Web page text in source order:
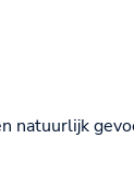
natuurlijk